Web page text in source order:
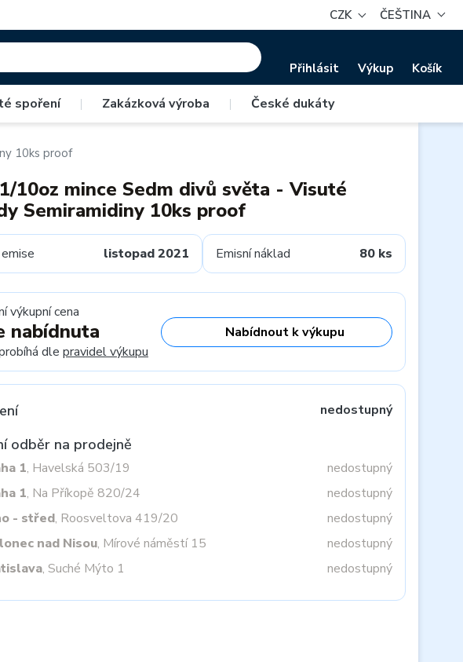
CZK ČEŠTINA
Přihlásit Výkup Košík
spoření | Zakázková výroba | České dukáty
10ks proof
10oz mince Sedm divů světa - Visuté
Semiramidiny 10ks proof
listopad 2021 Emisní náklad 80 ks
výkupní cena
nabídnuta
dle pravidel výkupu
Nabídnout k výkupu
nedostupný
odběr na prodejně
1, Havelská 503/19
nedostupný
1, Na Příkopě 820/24
nedostupný
- střed, Roosveltova 419/20
nedostupný
nad Nisou, Mírové náměstí 15
nedostupný
, Suché Mýto 1 nedostupný